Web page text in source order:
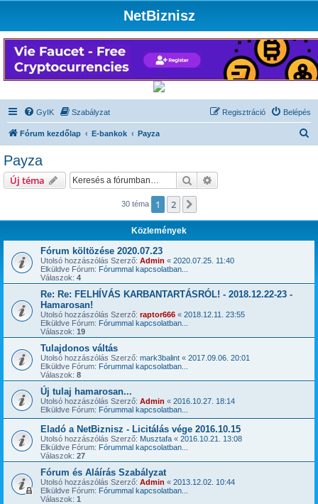
NetBiznisz
GyIK Szabályzat Belépés
Regisztráció
Fórum kezdőlap E-bankok Payza
Payza
Új téma Keresés
30 téma 1 2
Közlemények
Fórum költözése 2020.07.23
Utolsó hozzászólás Szerző: Admin « 2020.07.25. 11:40
Elküldve Fórum: Fórummal kapcsolatban...
Válaszok: 4
Re: Re: FELHÍVÁS KARBANTARTÁSRÓL! - 2018.12.22-23 -
Hamarosan!
Utolsó hozzászólás Szerző: raptor666 « 2018.12.11. 23:55
Elküldve Fórum: Fórummal kapcsolatban...
Válaszok: 19
Tulajdonos váltás
Utolsó hozzászólás Szerző: mark3balint « 2017.09.06. 20:01
Elküldve Fórum: Fórummal kapcsolatban...
Válaszok: 8
Új tulaj hamarosan...
Utolsó hozzászólás Szerző: Admin « 2016.10.27. 18:14
Elküldve Fórum: Fórummal kapcsolatban...
Eladó a NetBiznisz - Licitálás vége 2016.10.15
Utolsó hozzászólás Szerző: Musztafa « 2016.10.21. 13:08
Elküldve Fórum: Fórummal kapcsolatban...
Válaszok: 27
Fórum és Aláírás Szabályzat
Utolsó hozzászólás Szerző: Admin « 2013.12.02. 10:44
Elküldve Fórum: Fórummal kapcsolatban...
Válaszok: 1